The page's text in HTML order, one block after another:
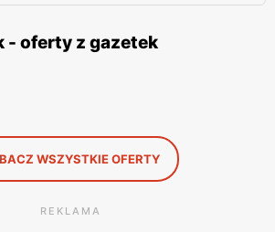
- oferty z gazetek
WSZYSTKIE OFERTY
REKLAMA